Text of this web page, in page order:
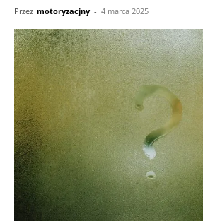
Przez motoryzacjny - 4 marca 2025